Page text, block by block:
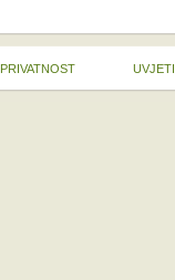
PRIVATNOST UVJETI